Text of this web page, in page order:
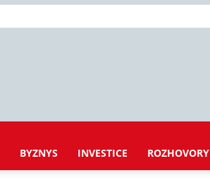
BYZNYS INVESTICE ROZHOVORY